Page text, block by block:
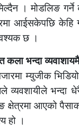
। मोडलिङ
आईसकेपछि
छ ।
भन्दा
म्युजीक
व्यवशायीले भन्दा
क्षेत्रमा आएको
हो ।